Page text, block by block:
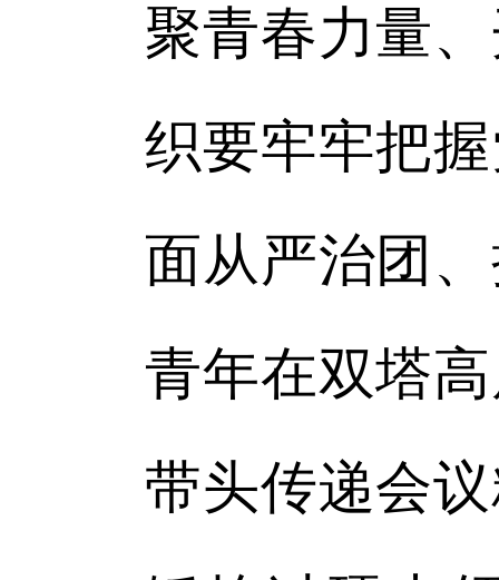
聚青春力量
织要牢牢把
面从严治团
青年在双塔
带头传递会